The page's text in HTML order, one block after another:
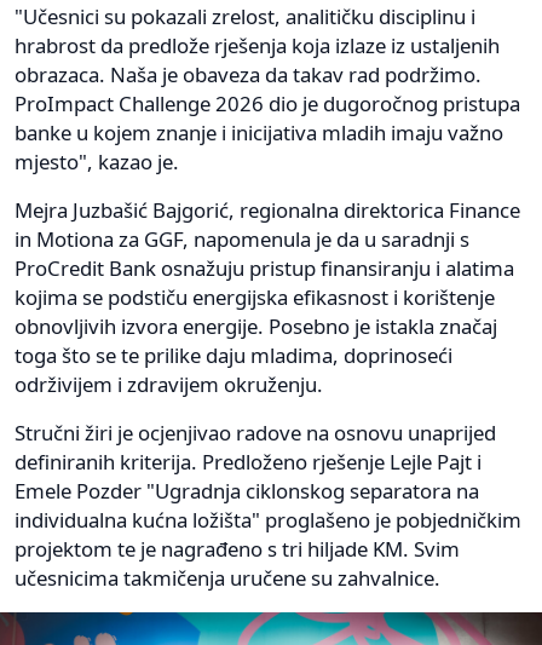
"Učesnici su pokazali zrelost, analitičku disciplinu i
hrabrost da predlože rješenja koja izlaze iz ustaljenih
obrazaca. Naša je obaveza da takav rad podržimo.
ProImpact Challenge 2026 dio je dugoročnog pristupa
banke u kojem znanje i inicijativa mladih imaju važno
mjesto", kazao je.
Mejra Juzbašić Bajgorić, regionalna direktorica Finance
in Motiona za GGF, napomenula je da u saradnji s
ProCredit Bank osnažuju pristup finansiranju i alatima
kojima se podstiču energijska efikasnost i korištenje
obnovljivih izvora energije. Posebno je istakla značaj
toga što se te prilike daju mladima, doprinoseći
održivijem i zdravijem okruženju.
Stručni žiri je ocjenjivao radove na osnovu unaprijed
definiranih kriterija. Predloženo rješenje Lejle Pajt i
Emele Pozder "Ugradnja ciklonskog separatora na
individualna kućna ložišta" proglašeno je pobjedničkim
projektom te je nagrađeno s tri hiljade KM. Svim
učesnicima takmičenja uručene su zahvalnice.